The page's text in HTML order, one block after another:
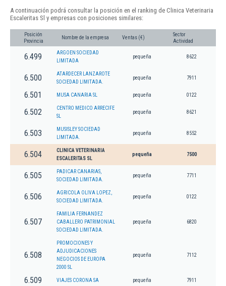
A continuación podrá consultar la posición en el ranking de Clinica Veterinaria
Escaleritas Sl y empresas con posiciones similares:
Posición
Provincia
Nombre de la empresa Ventas (€)
Sector
Actividad
6.499
ARGOEN SOCIEDAD
LIMITADA
pequeña 8622
6.500
ATARDECER LANZAROTE
SOCIEDAD LIMITADA.
pequeña 7911
6.501 MUSA CANARIA SL pequeña 0122
6.502
CENTRO MEDICO ARRECIFE
SL
pequeña 8621
6.503
MUSISLEY SOCIEDAD
LIMITADA.
pequeña 8552
6.504
CLINICA VETERINARIA
ESCALERITAS SL
pequeña 7500
6.505
PADICAR CANARIAS,
SOCIEDAD LIMITADA.
pequeña 7711
6.506
AGRICOLA OLIVA LOPEZ,
SOCIEDAD LIMITADA.
pequeña 0122
6.507
FAMILIA FERNANDEZ
CABALLERO PATRIMONIAL
SOCIEDAD LIMITADA.
pequeña 6820
6.508
PROMOCIONES Y
ADJUDICACIONES
NEGOCIOS DE EUROPA
2000 SL
pequeña 7112
6.509 VIAJES CORONA SA pequeña 7911